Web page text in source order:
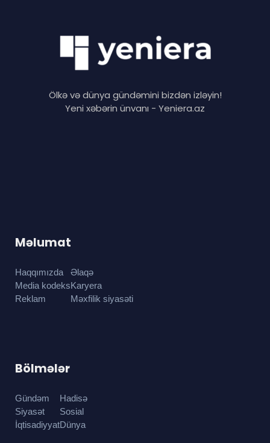
Ölkə və dünya gündəmini bizdən izləyin!
Yeni xəbərin ünvanı - Yeniera.az
Məlumat
Haqqımızda
Media kodeks
Reklam
Əlaqə
Karyera
Məxfilik siyasəti
Bölmələr
Gündəm
Siyasət
İqtisadiyyat
Hadisə
Sosial
Dünya